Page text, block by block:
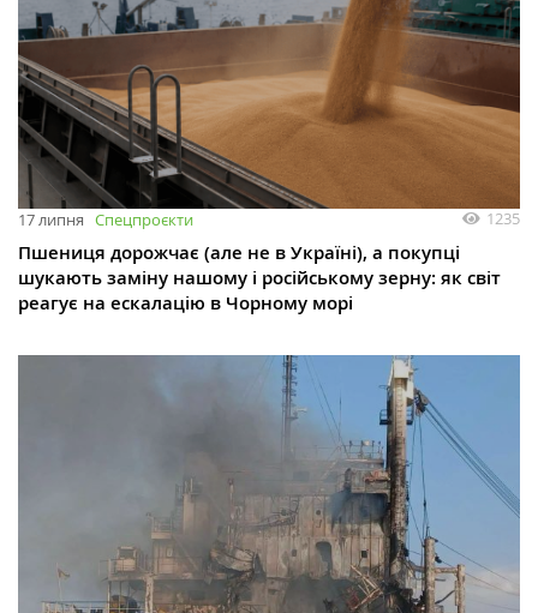
17 липня Спецпроєкти 1235
Пшениця дорожчає (але не в Україні), а покупці
шукають заміну нашому і російському зерну: як світ
реагує на ескалацію в Чорному морі